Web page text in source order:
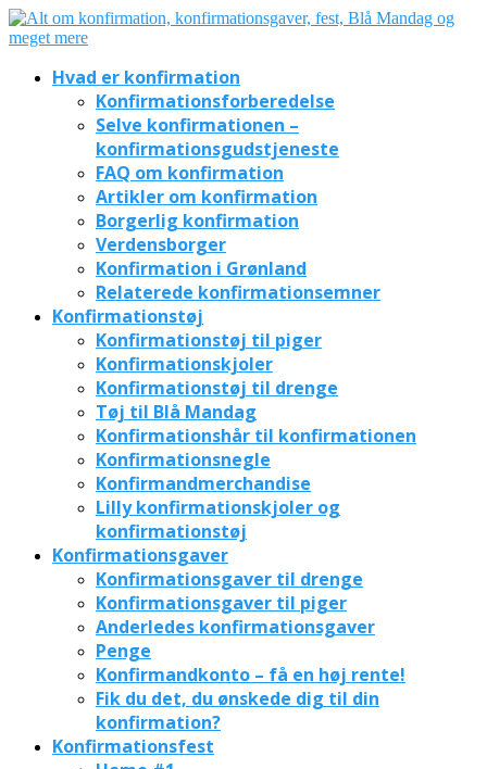
Hvad er konfirmation
Konfirmationsforberedelse
Selve konfirmationen –
konfirmationsgudstjeneste
FAQ om konfirmation
Artikler om konfirmation
Borgerlig konfirmation
Verdensborger
Konfirmation i Grønland
Relaterede konfirmationsemner
Konfirmationstøj
Konfirmationstøj til piger
Konfirmationskjoler
Konfirmationstøj til drenge
Tøj til Blå Mandag
Konfirmationshår til konfirmationen
Konfirmationsnegle
Konfirmandmerchandise
Lilly konfirmationskjoler og
konfirmationstøj
Konfirmationsgaver
Konfirmationsgaver til drenge
Konfirmationsgaver til piger
Anderledes konfirmationsgaver
Penge
Konfirmandkonto – få en høj rente!
Fik du det, du ønskede dig til din
konfirmation?
Konfirmationsfest